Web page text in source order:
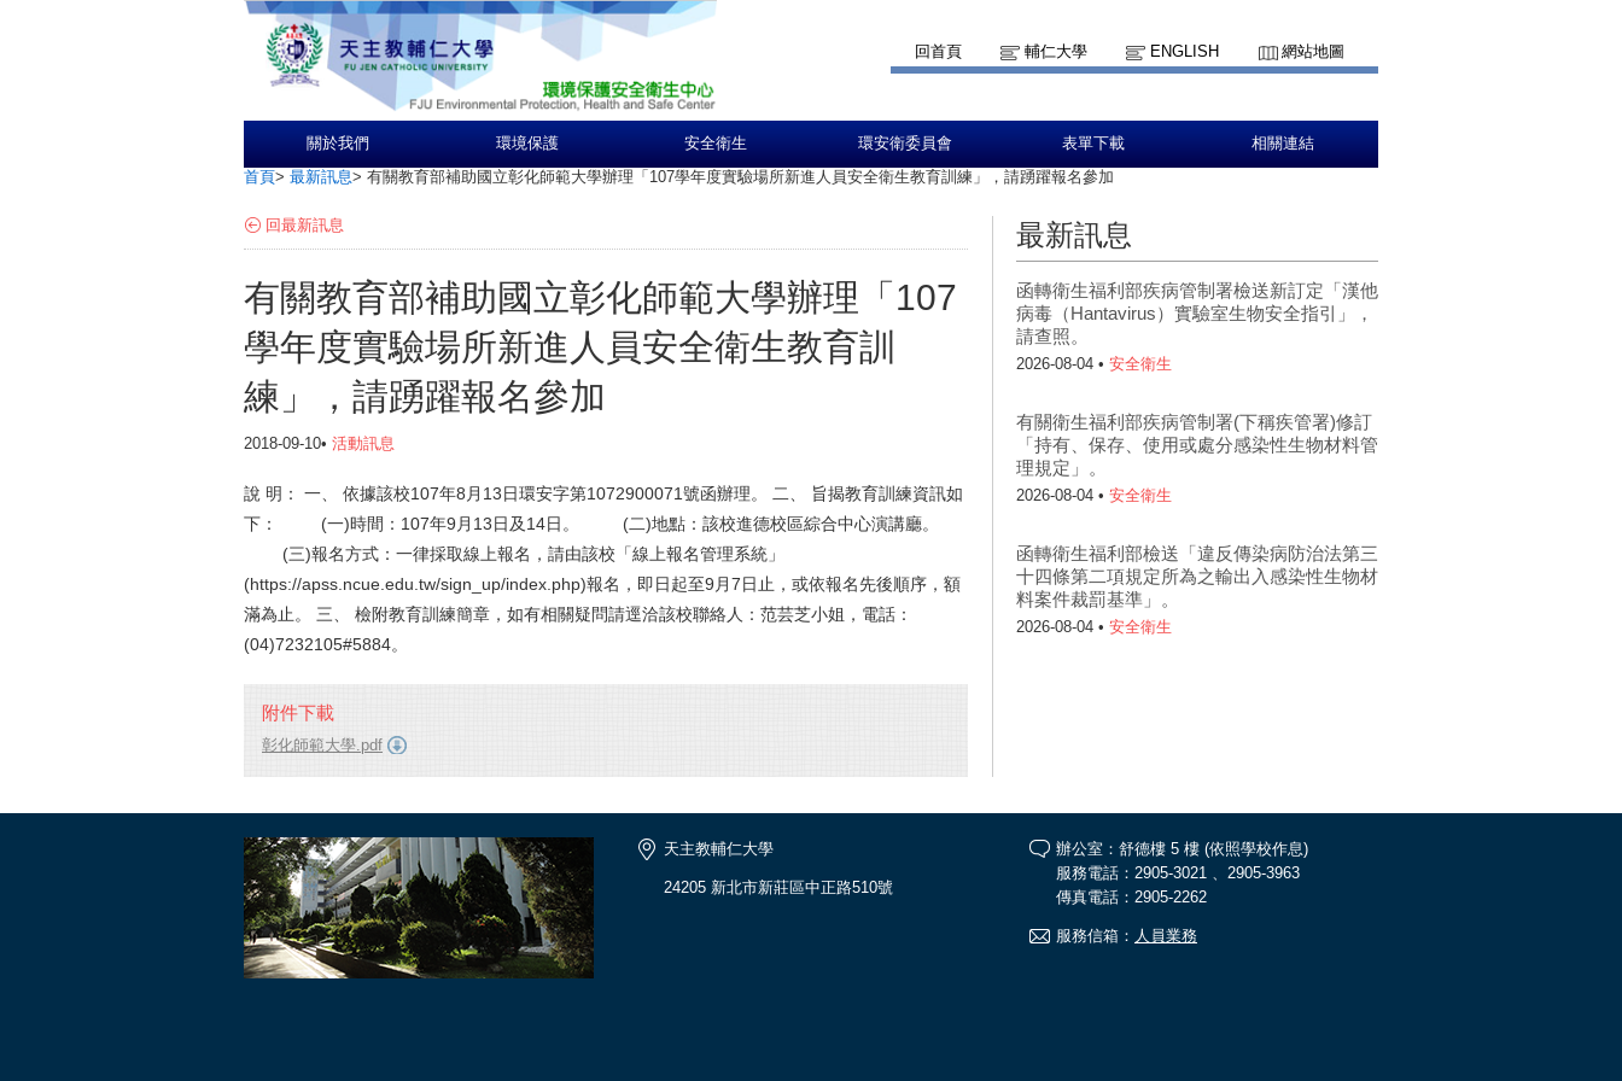
回首頁 輔仁大學 ENGLISH 網站地圖
關於我們 環境保護 安全衛生 環安衛委員會 表單下載 相關連結
首頁> 最新訊息> 有關教育部補助國立彰化師範大學辦理「107學年度實驗場所新進人員安全衛生教育訓練」，請踴躍報名參加
回最新訊息
有關教育部補助國立彰化師範大學辦理「107
學年度實驗場所新進人員安全衛生教育訓
練」，請踴躍報名參加
2018-09-10• 活動訊息
說 明： 一、 依據該校107年8月13日環安字第1072900071號函辦理。 二、 旨揭教育訓練資訊如
下： (一)時間：107年9月13日及14日。 (二)地點：該校進德校區綜合中心演講廳。
(三)報名方式：一律採取線上報名，請由該校「線上報名管理系統」
(https://apss.ncue.edu.tw/sign_up/index.php)報名，即日起至9月7日止，或依報名先後順序，額
滿為止。 三、 檢附教育訓練簡章，如有相關疑問請逕洽該校聯絡人：范芸芝小姐，電話：
(04)7232105#5884。
附件下載
彰化師範大學.pdf
最新訊息
函轉衛生福利部疾病管制署檢送新訂定「漢他
病毒（Hantavirus）實驗室生物安全指引」，
請查照。
2026-08-04 • 安全衛生
有關衛生福利部疾病管制署(下稱疾管署)修訂
「持有、保存、使用或處分感染性生物材料管
理規定」。
2026-08-04 • 安全衛生
函轉衛生福利部檢送「違反傳染病防治法第三
十四條第二項規定所為之輸出入感染性生物材
料案件裁罰基準」。
2026-08-04 • 安全衛生
天主教輔仁大學
24205 新北市新莊區中正路510號
辦公室：舒德樓 5 樓 (依照學校作息)
服務電話：2905-3021 、2905-3963
傳真電話：2905-2262
服務信箱： 人員業務